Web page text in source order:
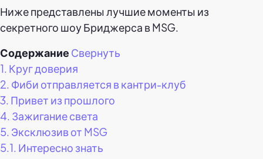
Ниже представлены лучшие моменты из
секретного шоу Бриджерса в MSG.
Содержание Свернуть
1. Круг доверия
2. Фиби отправляется в кантри-клуб
3. Привет из прошлого
4. Зажигание света
5. Эксклюзив от MSG
5.1. Интересно знать